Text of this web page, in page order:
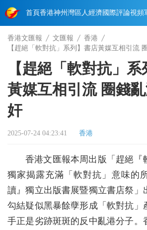
首頁香港神州 灣區人經濟國際評論視頻
香港文匯報 文匯報
香港
【趕絕「軟對抗」系列】書店黃媒互相引流
【趕絕「軟對抗」
黃媒互相引流 圈錢
奸
2025-07-24 04:23:41 香港
香港文匯報本周出版「趕絕『
獨家揭露充滿「軟對抗」意味的
讀』獨立出版書展暨獨立書店祭」
勾結疑似黑暴餘孽形成「軟對抗」
手正是劣跡斑斑的反中亂港分子。